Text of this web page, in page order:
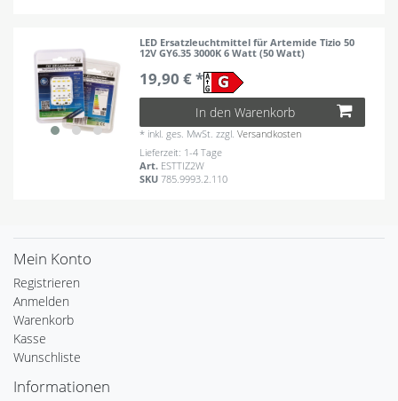
LED Ersatzleuchtmittel für Artemide Tizio 50
12V GY6.35 3000K 6 Watt (50 Watt)
19,90 € *
In den Warenkorb
* inkl. ges. MwSt. zzgl.Versandkosten
Lieferzeit: 1-4 Tage
Art. ESTTIZ2W
SKU785.9993.2.110
Mein Konto
Registrieren
Anmelden
Warenkorb
Kasse
Wunschliste
Informationen